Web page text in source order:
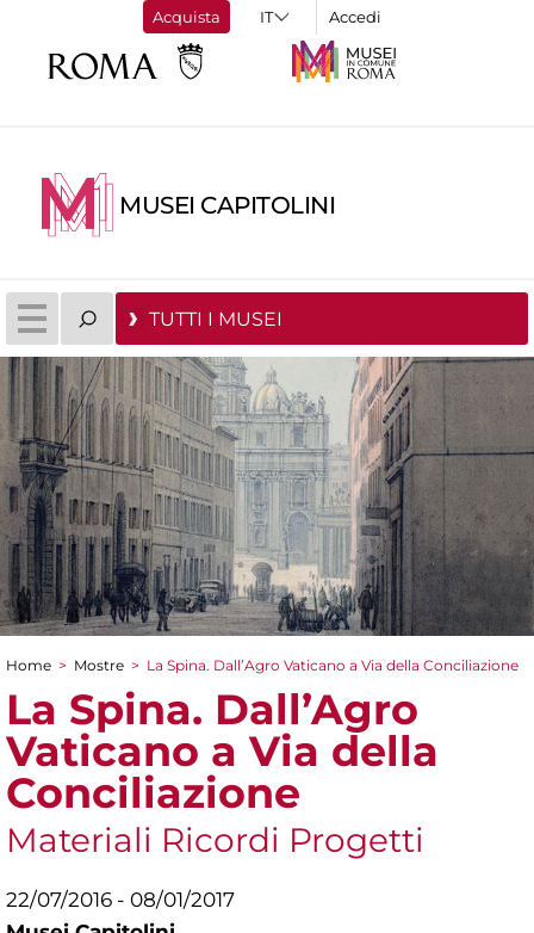
Acquista Accedi
MUSEI CAPITOLINI
TUTTI I MUSEI
Tu sei qui
Home > Mostre > La Spina. Dall’Agro Vaticano a Via della Conciliazione
La Spina. Dall’Agro
Vaticano a Via della
Conciliazione
Materiali Ricordi Progetti
22/07/2016 - 08/01/2017